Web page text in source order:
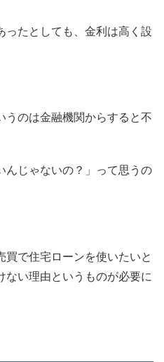
ったとしても、金利は高く設
うのは金融機関からすると不
んじゃないの？」って思うの
買で住宅ローンを使いたいと
ない理由というものが必要に